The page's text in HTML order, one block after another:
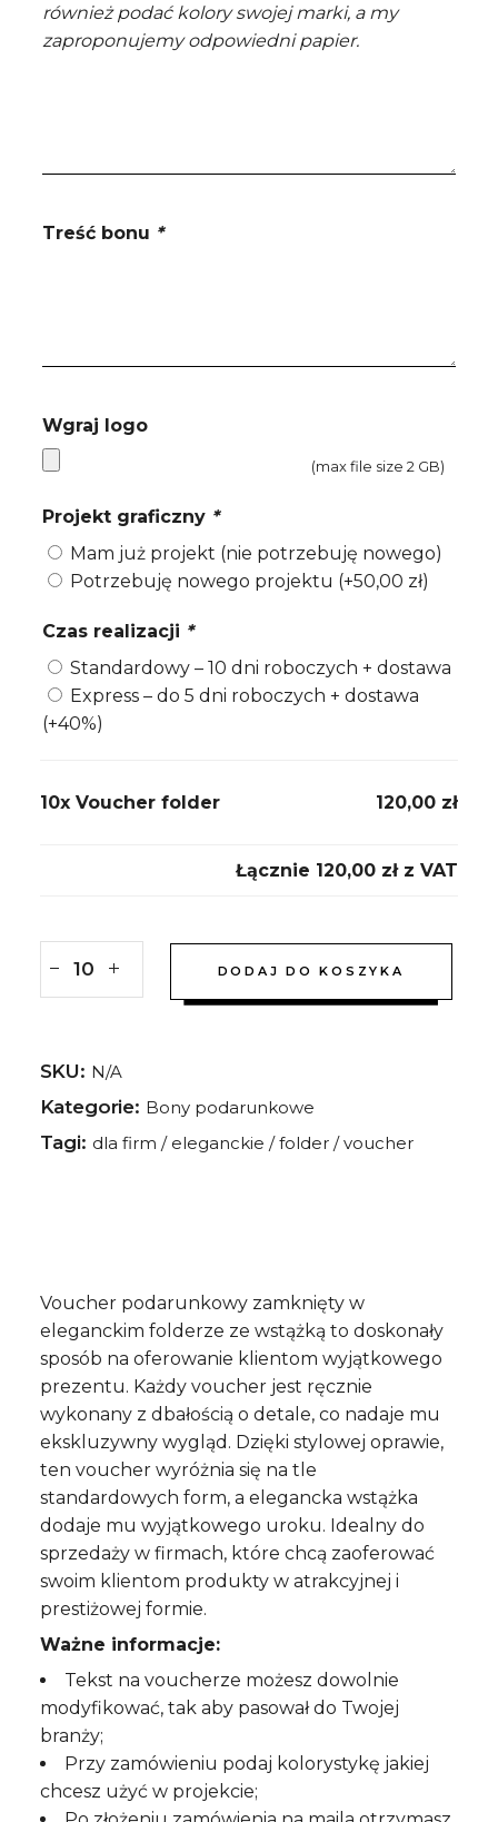
również podać kolory swojej marki, a my
zaproponujemy odpowiedni papier.
Treść bonu *
Wgraj logo
(max file size 2 GB)
Projekt graficzny *
Mam już projekt (nie potrzebuję nowego)
Potrzebuję nowego projektu (+50,00 zł)
Czas realizacji *
Standardowy – 10 dni roboczych + dostawa
Express – do 5 dni roboczych + dostawa
(+40%)
10x Voucher folder 120,00 zł
Łącznie 120,00 złㅤz VAT
DODAJ DO KOSZYKA
SKU: N/A
Kategorie: Bony podarunkowe
Tagi: dla firm / eleganckie /folder/voucher
Voucher podarunkowy zamknięty w
eleganckim folderze ze wstążką to doskonały
sposób na oferowanie klientom wyjątkowego
prezentu. Każdy voucher jest ręcznie
wykonany z dbałością o detale, co nadaje mu
ekskluzywny wygląd. Dzięki stylowej oprawie,
ten voucher wyróżnia się na tle
standardowych form, a elegancka wstążka
dodaje mu wyjątkowego uroku. Idealny do
sprzedaży w firmach, które chcą zaoferować
swoim klientom produkty w atrakcyjnej i
prestiżowej formie.
Ważne informacje:
Tekst na voucherze możesz dowolnie
modyfikować, tak aby pasował do Twojej
branży;
Przy zamówieniu podaj kolorystykę jakiej
chcesz użyć w projekcie;